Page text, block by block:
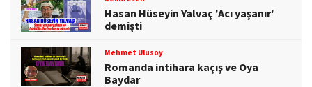
Hasan Hüseyin Yalvaç 'Acı yaşanır'
demişti
Mehmet Ulusoy
Romanda intihara kaçış ve Oya
Baydar